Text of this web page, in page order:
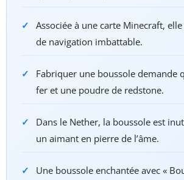
Associée à une carte Minecraft,
de navigation imbattable.
Fabriquer une boussole demande
fer et une poudre de redstone.
Dans le Nether, la boussole est
un aimant en pierre de l’âme.
Une boussole enchantée avec «